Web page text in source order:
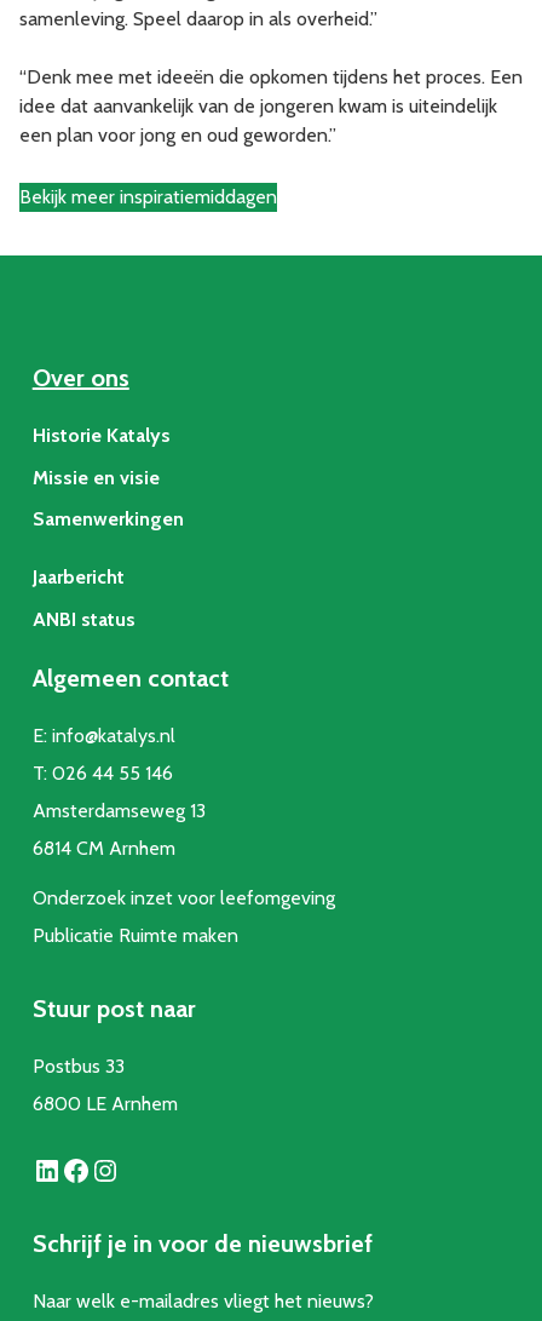
samenleving. Speel daarop in als overheid.”
“Denk mee met ideeën die opkomen tijdens het proces. Een
idee dat aanvankelijk van de jongeren kwam is uiteindelijk
een plan voor jong en oud geworden.”
Bekijk meer inspiratiemiddagen
Over ons
Historie Katalys
Missie en visie
Samenwerkingen
Jaarbericht
ANBI status
Algemeen contact
E: info@katalys.nl
T: 026 44 55 146
Amsterdamseweg 13
6814 CM Arnhem
Onderzoek inzet voor leefomgeving
Publicatie Ruimte maken
Stuur post naar
Postbus 33
6800 LE Arnhem
LinkedIn Facebook Instagram
Schrijf je in voor de nieuwsbrief
Naar welk e-mailadres vliegt het nieuws?